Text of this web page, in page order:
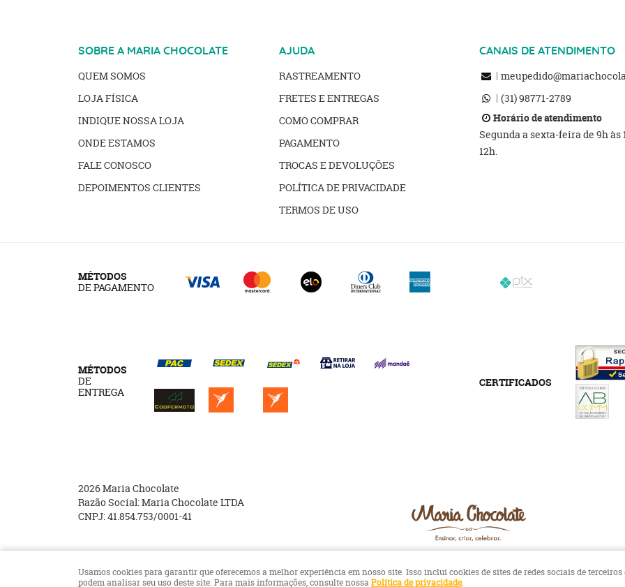
SOBRE A MARIA CHOCOLATE
QUEM SOMOS
LOJA FÍSICA
INDIQUE NOSSA LOJA
ONDE ESTAMOS
FALE CONOSCO
DEPOIMENTOS CLIENTES
AJUDA
RASTREAMENTO
FRETES E ENTREGAS
COMO COMPRAR
PAGAMENTO
TROCAS E DEVOLUÇÕES
POLÍTICA DE PRIVACIDADE
TERMOS DE USO
CANAIS DE ATENDIMENTO
(31)98771-2789
Horário de atendimento
Segunda a sexta-feira de 9h às
12h.
MÉTODOS
DE PAGAMENTO
MÉTODOS
DE
ENTREGA
CERTIFICADOS
2026 Maria Chocolate
Razão Social: Maria Chocolate LTDA
CNPJ: 41.854.753/0001-41
LOJA VIRTUAL CRIADA POR
Usamos cookies para garantir que oferecemos a melhor experiência em nosso site. Isso inclui cookies de sites de redes sociais de
podem analisar seu uso deste site. Para mais informações, consulte nossaPolítica de privacidade.